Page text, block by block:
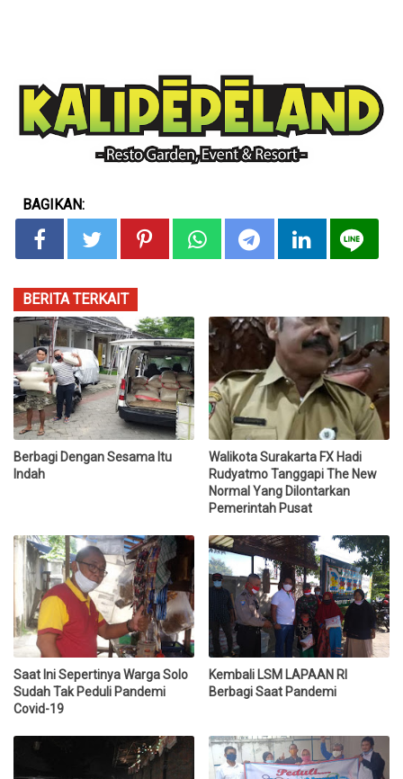
BAGIKAN:
BERITA TERKAIT
Berbagi Dengan Sesama Itu
Indah
Walikota Surakarta FX Hadi
Rudyatmo Tanggapi The New
Normal Yang Dilontarkan
Pemerintah Pusat
Saat Ini Sepertinya Warga Solo
Sudah Tak Peduli Pandemi
Covid-19
Kembali LSM LAPAAN RI
Berbagi Saat Pandemi